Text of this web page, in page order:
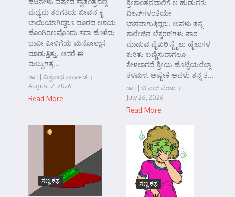
ಹದಿನೇಳು ವರ್ಷದ ಸ್ವಾತಂತ್ರದಲ್ಲಿ,
ಮಧ್ಯಮ ತರಗತಿಯ ಜೀವನ ಕೈ
ಬಾಯಿಯಾಗಿದ್ದರೂ ದೂರದ ಆಶಯ
ಹೊಂಗಿರಣವೊಂದು ಸದಾ ಹೊಳೆದು
ಭಾವೀ ಪೀಳಿಗೆಯ ಮನೋಲ್ಲಾಸ
ಮಾಡುತ್ತಿತ್ತು. ಆದರೆ ಈ
ಮಬ್ಬುಗತ್ತ...
ಡಾ || ವಿಶ್ವನಾಥ ಕಾರ್ನಾಡ
August 2, 2026
Read More
ಶ್ರೀಕಾಂತನಪಾಲಿಗೆ ಆ ಹುಡುಗರು
ವಿಲನ್‌ಗಳಂತೆಯೇ
ಭಾಸವಾಗುತ್ತಿದ್ದರು. ಅವಳು ತನ್ನ
ಕಾಲೇಜಿನ ಲೆಕ್ಚರರ್‌ಗಳು ಪಾಠ
ಮಾಡುವ ವೈಖರಿ ಸ್ಟೈಲು ಹೈಲುಗಳ
ಕುರಿತು ಬಣ್ಣಿಸುವಾಗಲೂ
ಕೇಳಲಾಗದೆ ಶ್ರೀಯ ಹೊಟ್ಟೆಯಲೆಲ್ಲಾ
ತಳಮಳ. ಅಷ್ಟೇಕೆ ಅವಳು ತನ್ನ ತ...
ಡಾ || ಬಿ ಎಲ್ ವೇಣು
July 26, 2026
Read More
ಸಣ್ಣ ಕಥೆ ಸಣ್ಣ ಕಥೆ